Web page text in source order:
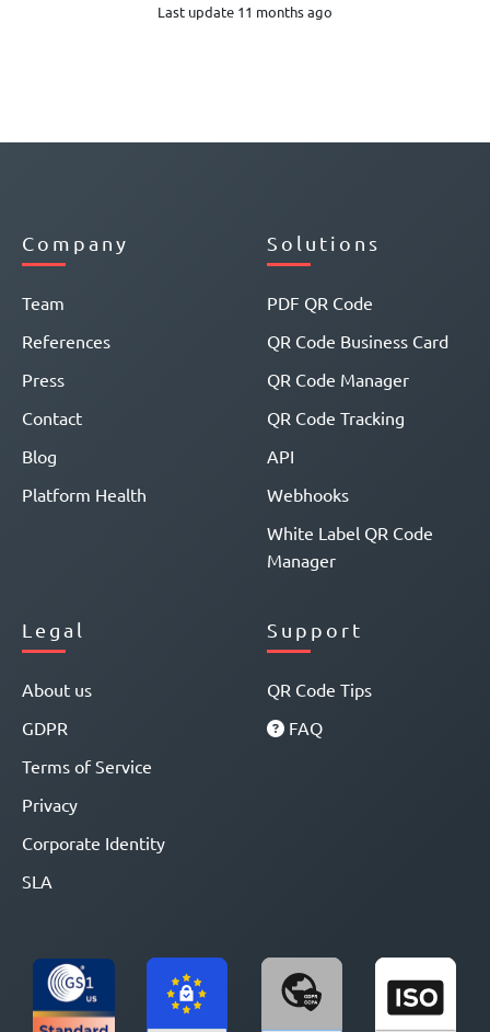
Last update 11 months ago
Company
Team
References
Press
Contact
Blog
Platform Health
Solutions
PDF QR Code
QR Code Business Card
QR Code Manager
QR Code Tracking
API
Webhooks
White Label QR Code
Manager
Legal
About us
GDPR
Terms of Service
Privacy
Corporate Identity
SLA
Support
QR Code Tips
FAQ